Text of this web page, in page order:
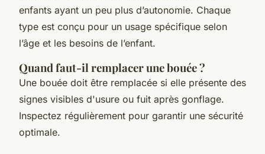
enfants ayant un peu plus d’autonomie. Chaque
type est conçu pour un usage spécifique selon
l’âge et les besoins de l’enfant.
Quand faut-il remplacer une bouée ?
Une bouée doit être remplacée si elle présente des
signes visibles d'usure ou fuit après gonflage.
Inspectez régulièrement pour garantir une sécurité
optimale.